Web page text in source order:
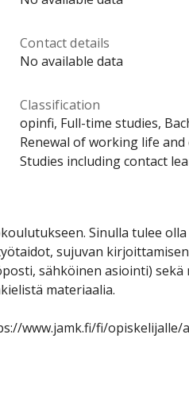
Contact details
No available data
Classification
opinfi, Full-time studies,
Renewal of working life and
Studies including contact
Sinulla tulee
sujuvan
sähköinen asiointi)
materiaalia.
www.jamk.fi/fi/opiskelijalle/